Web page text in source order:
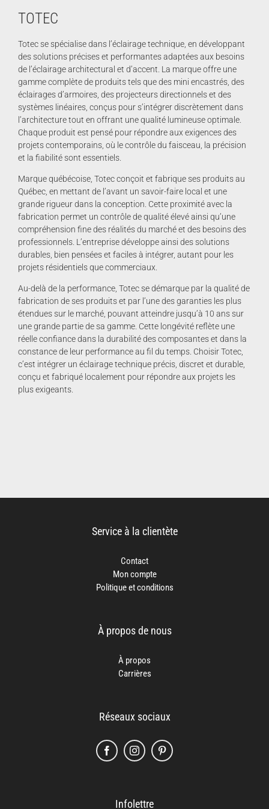
TOTEC
Totec se spécialise dans l’éclairage technique, en développant
des solutions précises et performantes adaptées aux besoins
de l’éclairage architectural et d’accent. La marque offre une
gamme complète de produits tels que des mini encastrés, des
éclairages d’armoires, des projecteurs directionnels et des
systèmes linéaires, conçus pour s’intégrer discrètement dans
l’architecture tout en offrant une qualité lumineuse optimale.
Chaque produit est pensé pour répondre aux exigences des
projets contemporains, où le contrôle du faisceau, la précision
et la fiabilité sont essentiels.
Marque québécoise, Totecconçoit et fabrique ses produits au
Québec, en mettant de l’avant un savoir-faire local et une
grande rigueur dans la conception. Cette proximité avec la
fabrication permet un contrôle de qualité élevé ainsi qu’une
compréhension fine des réalités du marché et des besoins des
professionnels. L’entreprise développe ainsi des solutions
durables, bien pensées et faciles à intégrer, autant pour les
projets résidentiels que commerciaux.
Au-delà de la performance, Totec se démarque par la qualité de
fabrication de ses produits et par l’une des garanties les plus
étendues sur le marché, pouvant atteindre jusqu’à 10 ans sur
une grande partie de sa gamme. Cette longévité reflète une
réelle confiance dans la durabilité des composantes et dans la
constance de leur performance au fil du temps. Choisir Totec,
c’est intégrer un éclairage technique précis, discret et durable,
conçu et fabriqué localement pour répondre aux projets les
plus exigeants.
Service à la clientète
Contact
Mon compte
Politique et conditions
À propos de nous
À propos
Carrières
Réseaux sociaux
Infolettre